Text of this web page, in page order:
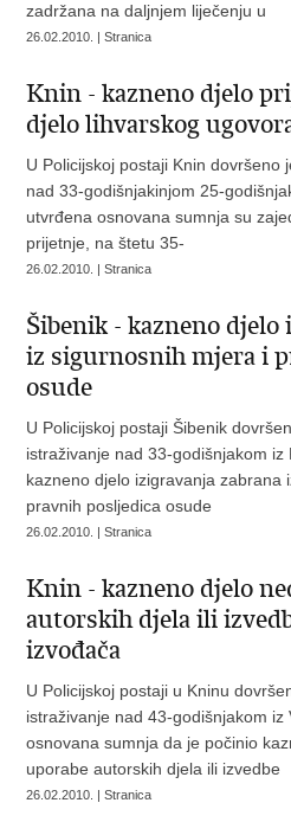
zadržana na daljnjem liječenju u
26.02.2010. | Stranica
Knin - kazneno djelo
djelo lihvarskog
U Policijskoj postaji Knin dovršeno
nad 33-godišnjakinjom 25-
utvrđena osnovana sumnja su
prijetnje, na štetu 35-
26.02.2010. | Stranica
Šibenik - kazneno djelo
iz sigurnosnih mjera i
osude
U Policijskoj postaji Šibenik
istraživanje nad 33-godišnjakom
kazneno djelo izigravanja zabrana
pravnih posljedica osude
26.02.2010. | Stranica
Knin - kazneno djelo
autorskih djela ili
izvođača
U Policijskoj postaji u Kninu
istraživanje nad 43-godišnjakom
osnovana sumnja da je počinio
uporabe autorskih djela ili izvedbe
26.02.2010. | Stranica